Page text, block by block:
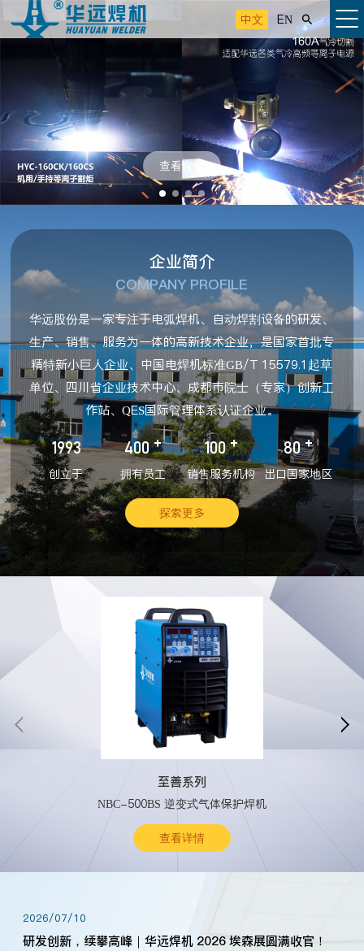
中文 EN 
查看详情
企业简介
COMPANY PROFILE
华远股份是一家专注于电弧焊机、自动焊割设备的研发、
生产、销售、服务为一体的高新技术企业，是国家首批专
精特新小巨人企业、中国电焊机标准GB/T 15579.1起草
单位、四川省企业技术中心、成都市院士（专家）创新工
作站、QES国际管理体系认证企业。
1993
创立于
400 +
拥有员工
100 +
销售服务机构
80 +
出口国家地区
探索更多
至善系列
NBC-500BS 逆变式气体保护焊机
查看详情
 
2026/07/10
研发创新，续攀高峰｜华远焊机 2026 埃森展圆满收官！